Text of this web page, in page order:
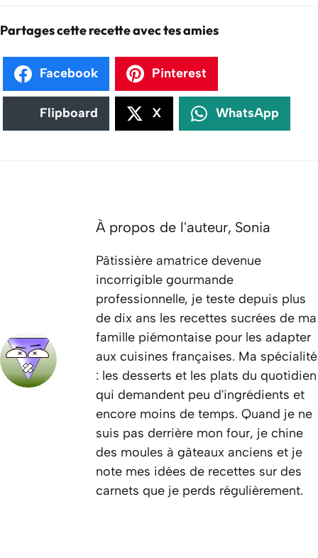
Partages cette recette avec tes amies
Facebook Pinterest
Flipboard X WhatsApp
À propos de l'auteur, Sonia
Pâtissière amatrice devenue
incorrigible gourmande
professionnelle, je teste depuis plus
de dix ans les recettes sucrées de ma
famille piémontaise pour les adapter
aux cuisines françaises. Ma spécialité
: les desserts et les plats du quotidien
qui demandent peu d'ingrédients et
encore moins de temps. Quand je ne
suis pas derrière mon four, je chine
des moules à gâteaux anciens et je
note mes idées de recettes sur des
carnets que je perds régulièrement.